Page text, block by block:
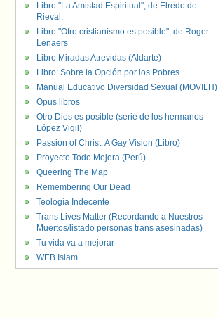
Libro "La Amistad Espiritual", de Elredo de
Rieval.
Libro "Otro cristianismo es posible", de Roger
Lenaers
Libro Miradas Atrevidas (Aldarte)
Libro: Sobre la Opción por los Pobres.
Manual Educativo Diversidad Sexual (MOVILH)
Opus libros
Otro Dios es posible (serie de los hermanos
López Vigil)
Passion of Christ: A Gay Vision (Libro)
Proyecto Todo Mejora (Perú)
Queering The Map
Remembering Our Dead
Teología Indecente
Trans Lives Matter (Recordando a Nuestros
Muertos/listado personas trans asesinadas)
Tu vida va a mejorar
WEB Islam